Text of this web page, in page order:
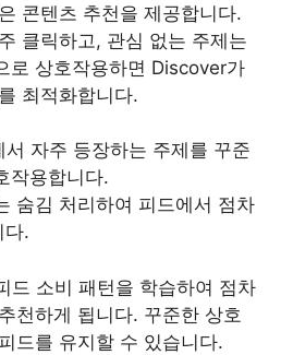
콘텐츠 추천을 제공합니다.
클릭하고, 관심 없는 주제는
로 상호작용하면 Discover가
최적화합니다.
자주 등장하는 주제를 꾸준
작용합니다.
숨김 처리하여 피드에서 점차
다.
드 소비 패턴을 학습하여 점차
천하게 됩니다. 꾸준한 상호
드를 유지할 수 있습니다.